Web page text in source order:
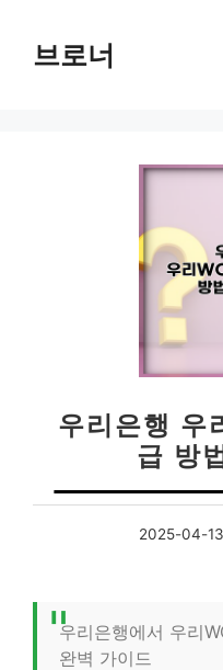
브로너
우리은행 우
급 방
2025-04-13
우리은행에서 우리
완벽 가이드